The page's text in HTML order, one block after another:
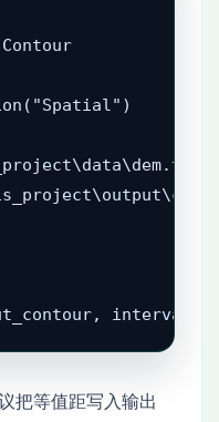
把等值距写入输出